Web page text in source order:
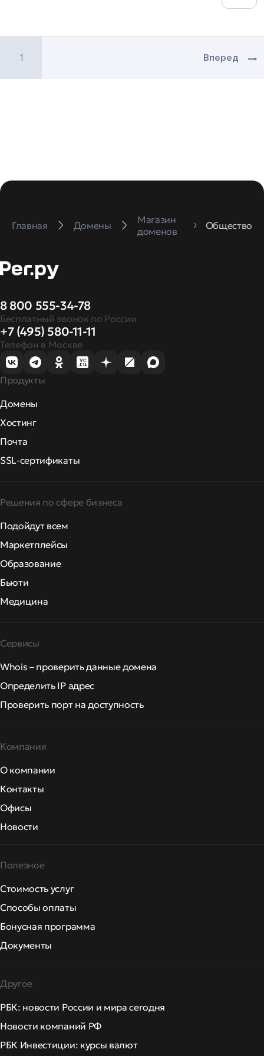
1 Вперед
Главная Домены
Магазин
доменов
Общество
8 800 555-34-78
Бесплатный звонок по России
+7 (495) 580-11-11
Телефон в Москве
Продукты
Домены
Хостинг
Почта
SSL-сертификаты
Решения по сфере бизнеса
Подойдут всем
Маркетплейсы
Образование
Бьюти
Медицина
Сервисы
Whois – проверить данные домена
Определить IP адрес
Проверить порт на доступность
Компания
О компании
Контакты
Офисы
Новости
Полезное
Стоимость услуг
Способы оплаты
Бонусная программа
Документы
Другое
РБК: новости России и мира сегодня
Новости компаний РФ
РБК Инвестиции: курсы валют